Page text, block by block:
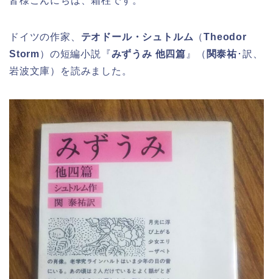
ドイツの作家、 テオドール・シュトルム （Theodor
Storm）の短編小説『みずうみ 他四篇 』（ 関泰祐･訳、
岩波文庫）を読みました。